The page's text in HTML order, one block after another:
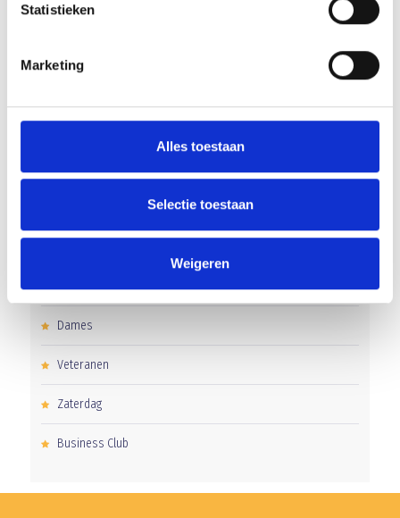
Statistieken
Marketing
Alles toestaan
Selectie toestaan
Weigeren
CATEGORIEËN
Pupillen
Dames
Veteranen
Zaterdag
Business Club